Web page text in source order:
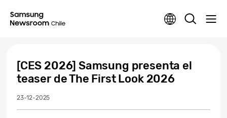
[CES 2026] Samsung presenta el
teaser de The First Look 2026
23-12-2025